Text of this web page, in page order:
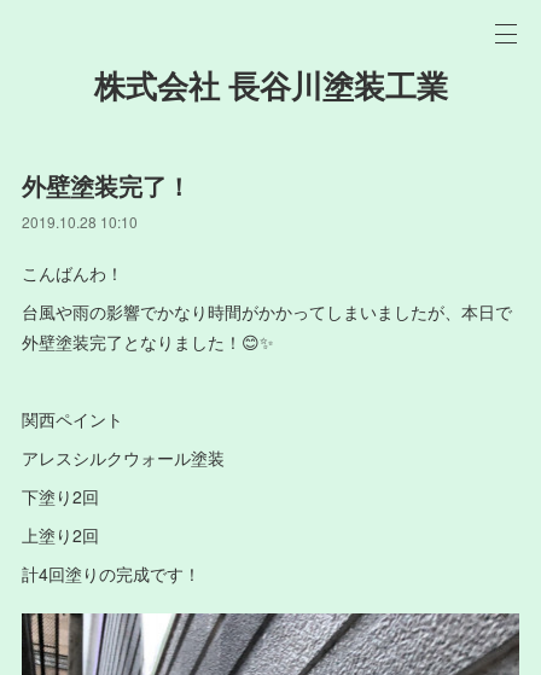
株式会社 長谷川塗装工業
外壁塗装完了！
2019.10.28 10:10
こんばんわ！
台風や雨の影響でかなり時間がかかってしまいましたが、本日で
外壁塗装完了となりました！😊✨
関西ペイント
アレスシルクウォール塗装
下塗り2回
上塗り2回
計4回塗りの完成です！